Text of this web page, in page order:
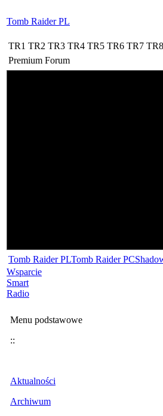
Tomb Raider PL
TR1 TR2 TR3 TR4 TR5 TR6 TR7 TR8
Premium Forum
Tomb Raider PLTomb Raider PC
Wsparcie
Smart
Radio
Menu podstawowe
::
Aktualności
Archiwum